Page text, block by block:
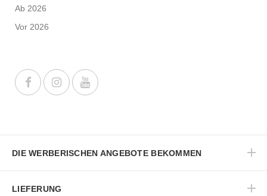
Ab 2026
Vor 2026
DIE WERBERISCHEN ANGEBOTE BEKOMMEN
LIEFERUNG